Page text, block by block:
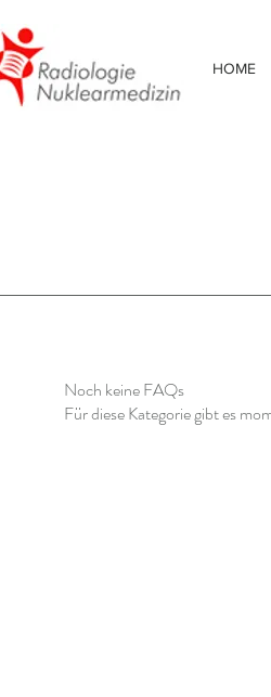
HOME
Noch keine FAQs
Für diese Kategorie gibt es